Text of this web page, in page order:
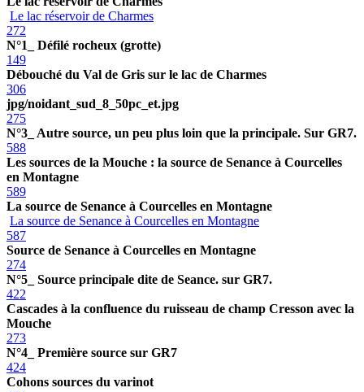
Le lac réservoir de Charmes
272
N°1_ Défilé rocheux (grotte)
149
Débouché du Val de Gris sur le lac de Charmes
306
jpg/noidant_sud_8_50pc_et.jpg
275
N°3_ Autre source, un peu plus loin que la principale. Sur GR7.
588
Les sources de la Mouche : la source de Senance à Courcelles
en Montagne
589
La source de Senance à Courcelles en Montagne
La source de Senance à Courcelles en Montagne
587
Source de Senance à Courcelles en Montagne
274
N°5_ Source principale dite de Seance. sur GR7.
422
Cascades à la confluence du ruisseau de champ Cresson avec la
Mouche
273
N°4_ Première source sur GR7
424
Cohons sources du varinot